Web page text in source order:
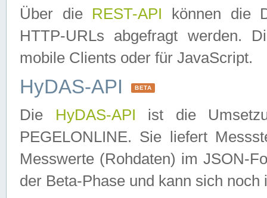
Über die REST-API können die
HTTP-URLs abgefragt werden.
mobile Clients oder für JavaScript.
HyDAS-API BETA
Die HyDAS-API ist die
PEGELONLINE. Sie liefert
Messwerte (Rohdaten) im JSON-
der Beta-Phase und kann sich noch